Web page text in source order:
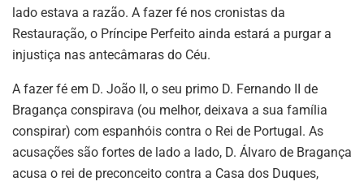
lado estava a razão. A fazer fé nos cronistas da
Restauração, o Príncipe Perfeito ainda estará a purgar a
injustiça nas antecâmaras do Céu.
A fazer fé em D. João II, o seu primo D. Fernando II de
Bragança conspirava (ou melhor, deixava a sua família
conspirar) com espanhóis contra o Rei de Portugal. As
acusações são fortes de lado a lado, D. Álvaro de Bragança
acusa o rei de preconceito contra a Casa dos Duques,